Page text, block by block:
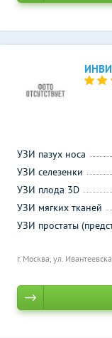
г. Москва, ул.
УЗИ пазух носа
УЗИ селезенки
УЗИ плода 3D
УЗИ мягких тканей
УЗИ простаты